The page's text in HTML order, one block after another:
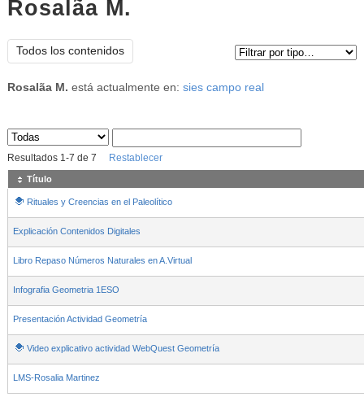
Rosalã­a M.
Todos los contenidos
Rosalã­a M. está actualmente en: sies campo real
Sus archivos
Resultados 1-7 de 7 Restablecer
Título
Rituales y Creencias en el Paleolítico
Explicación Contenidos Digitales
Libro Repaso Números Naturales en A.Virtual
Infografia Geometria 1ESO
Presentación Actividad Geometría
Video explicativo actividad WebQuest Geometría
LMS-Rosalia Martinez